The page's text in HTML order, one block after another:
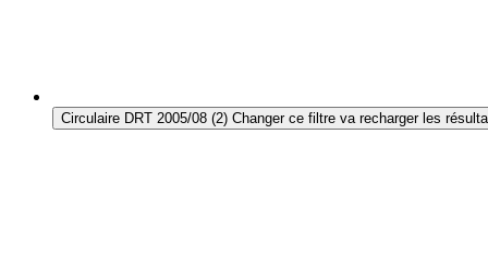
Circulaire DRT 2005/08 (2) Changer ce filtre va recharger les